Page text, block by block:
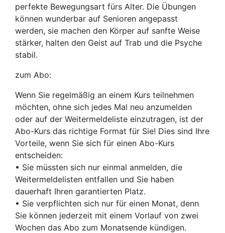
perfekte Bewegungsart fürs Alter. Die Übungen
können wunderbar auf Senioren angepasst
werden, sie machen den Körper auf sanfte Weise
stärker, halten den Geist auf Trab und die Psyche
stabil.
zum Abo:
Wenn Sie regelmäßig an einem Kurs teilnehmen
möchten, ohne sich jedes Mal neu anzumelden
oder auf der Weitermeldeliste einzutragen, ist der
Abo-Kurs das richtige Format für Sie! Dies sind Ihre
Vorteile, wenn Sie sich für einen Abo-Kurs
entscheiden:
• Sie müssten sich nur einmal anmelden, die
Weitermeldelisten entfallen und Sie haben
dauerhaft Ihren garantierten Platz.
• Sie verpflichten sich nur für einen Monat, denn
Sie können jederzeit mit einem Vorlauf von zwei
Wochen das Abo zum Monatsende kündigen.